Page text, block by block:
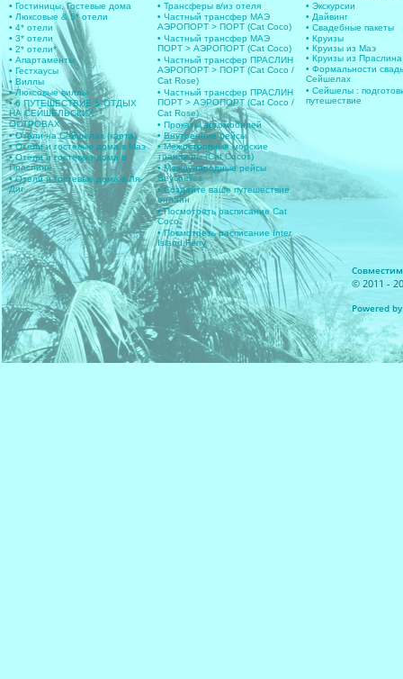
• Гостиницы, Гостевые дома
• Люксовые & 5* отели
• 4* отели
• 3* отели
• 2* отели*
• Апартаменты
• Гестхаусы
• Виллы
• Люксовые виллы
• 6 ПУТЕШЕСТВИЕ & ОТДЫХ
НА СЕЙШЕЛЬСКИХ
ОСТРОВАХ
• Отели на Сейшелах (карта)
• Отели и гостевые дома в Маэ
• Отели и гостевые дома в
Праслине
• Отели и гостевые дома в Ля-
Диг
• Трансферы в/из отеля
• Частный трансфер МАЭ
АЭРОПОРТ > ПОРТ (Cat Coco)
• Частный трансфер МАЭ
ПОРТ > АЭРОПОРТ (Cat Coco)
• Частный трансфер ПРАСЛИН
АЭРОПОРТ > ПОРТ (Cat Coco /
Cat Rose)
• Частный трансфер ПРАСЛИН
ПОРТ > АЭРОПОРТ (Cat Coco /
Cat Rose)
• Прокаты автомобилей
• Внутренние рейсы
• Межостровные морские
транферы (Cat Cocos)
• Международные рейсы
Seychelles
• Создайте ваше путешествие
онлайн
• Посмотреть расписание Cat
Coco
• Посмотреть расписание Inter
Island Ferry
• Экскурсии
• Дайвинг
• Свадебные пакеты
• Круизы
• Круизы из Маэ
• Круизы из Праслина
• Формальности
Сейшелах
• Сейшелы :
путешествие
© 2011 -
Powered by